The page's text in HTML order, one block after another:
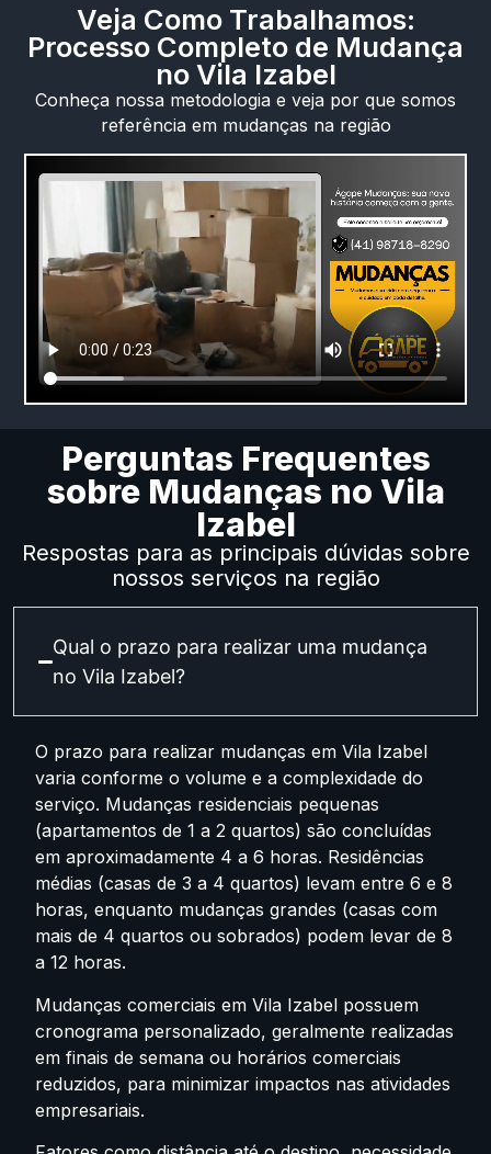
Veja Como Trabalhamos:
Processo Completo de Mudança
no Vila Izabel
Conheça nossa metodologia e veja por que somos
referência em mudanças na região
Perguntas Frequentes
sobre Mudanças no Vila
Izabel
Respostas para as principais dúvidas sobre
nossos serviços na região
Qual o prazo para realizar uma mudança
no Vila Izabel?
O prazo para realizar mudanças em Vila Izabel
varia conforme o volume e a complexidade do
serviço. Mudanças residenciais pequenas
(apartamentos de 1 a 2 quartos) são concluídas
em aproximadamente 4 a 6 horas. Residências
médias (casas de 3 a 4 quartos) levam entre 6 e 8
horas, enquanto mudanças grandes (casas com
mais de 4 quartos ou sobrados) podem levar de 8
a 12 horas.
Mudanças comerciais em Vila Izabel possuem
cronograma personalizado, geralmente realizadas
em finais de semana ou horários comerciais
reduzidos, para minimizar impactos nas atividades
empresariais.